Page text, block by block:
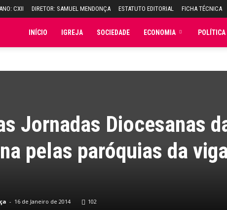
CXII DIRETOR: SAMUEL MENDONÇA ESTATUTO EDITORIAL FICHA TÉCNICA
INÍCIO IGREJA SOCIEDADE ECONOMIA POLÍTICA
Jornadas Diocesanas
pelas paróquias da
- 16 de Janeiro de 2014 102